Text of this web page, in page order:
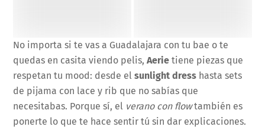
No importa si te vas a Guadalajara con tu bae o te
quedas en casita viendo pelis,Aerie tiene piezas que
respetan tu mood: desde elsunlight dress hasta sets
de pijama con lace y rib que no sabías que
necesitabas. Porque sí, el verano con flowtambién es
ponerte lo que te hace sentir tú sin dar explicaciones.